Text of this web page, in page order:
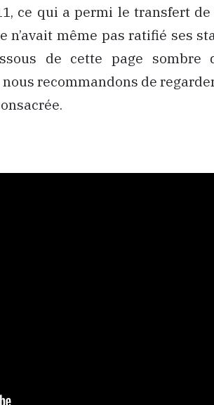
ce qui a permi le transfert de
n’avait même pas ratifié ses
de cette page sombre
recommandons de